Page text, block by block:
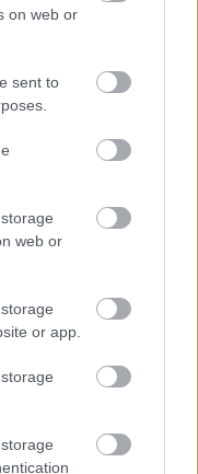
on web or
sent to
web or
or app.
és színészek
volt a
hogy
és tragikus,
iskolával.…